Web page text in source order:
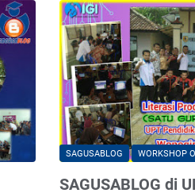
SAGUSABLOG WORKSHOP
SAGUSABLOG di